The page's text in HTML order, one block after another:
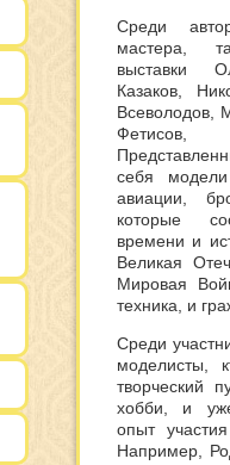
Среди
мастера,
выставки
Казаков,
Всеволодов,
Фетисов,
себя
авиации,
которые
времени и
Великая
Мировая
техника, и
Среди
моделисты,
творческий
хобби, и
опыт
Например,